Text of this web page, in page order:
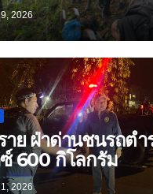
2026
าย ฝ่าด่านชนรถตำ
600 กิโลกรัม
2026